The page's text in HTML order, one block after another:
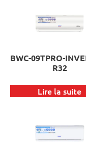
BWC-09TPRO-
R32
Lire la suite